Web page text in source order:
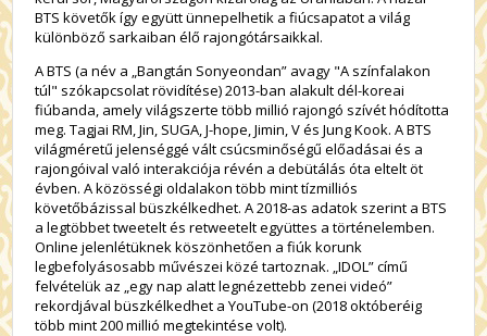
BTS követők így együtt ünnepelhetik a fiúcsapatot a világ
különböző sarkaiban élő rajongótársaikkal.
A BTS (a név a „Bangtán Sonyeondan” avagy "A színfalakon
túl" szókapcsolat rövidítése) 2013-ban alakult dél-koreai
fiúbanda, amely világszerte több millió rajongó szívét hódította
meg. Tagjai RM, Jin, SUGA, J-hope, Jimin, V és Jung Kook. A BTS
világméretű jelenséggé vált csúcsminőségű előadásai és a
rajongóival való interakciója révén a debütálás óta eltelt öt
évben. A közösségi oldalakon több mint tízmilliós
követőbázissal büszkélkedhet. A 2018-as adatok szerint a BTS
a legtöbbet tweetelt és retweetelt együttes a történelemben.
Online jelenlétüknek köszönhetően a fiúk korunk
legbefolyásosabb művészei közé tartoznak. „IDOL” című
felvételük az „egy nap alatt legnézettebb zenei videó”
rekordjával büszkélkedhet a YouTube-on (2018 októberéig
több mint 200 millió megtekintése volt).